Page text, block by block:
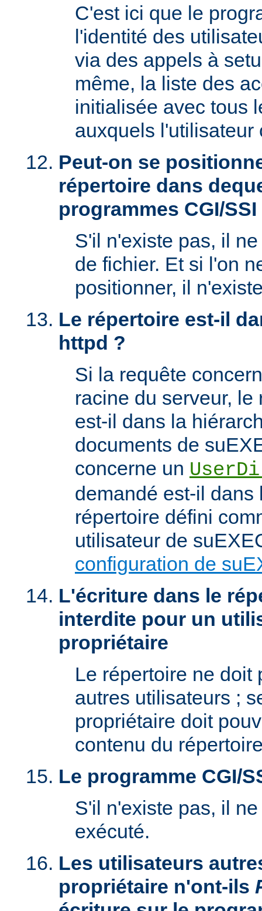
C'est ici que le
l'identité des
via des appels à
même, la liste des
initialisée avec tous
auxquels l'utilisateur
Peut-on se
répertoire dans
programmes CGI/SSI
S'il n'existe pas, il
de fichier. Et si l'on
positionner, il
Le répertoire est-il
httpd ?
Si la requête
racine du serveur,
est-il dans la
documents de
concerne un
demandé est-il dans
répertoire défini
utilisateur de
configuration de
L'écriture dans le
interdite pour un
propriétaire
Le répertoire ne doit
autres utilisateurs ;
propriétaire doit
contenu du
Le programme CGI/
S'il n'existe pas, il
exécuté.
Les utilisateurs
propriétaire n'ont-ils